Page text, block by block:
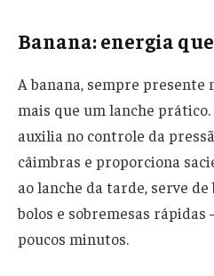
Banana: energia
A banana, sempre presente
mais que um lanche prático.
auxilia no controle da
câimbras e proporciona
ao lanche da tarde, serve
bolos e sobremesas
poucos minutos.